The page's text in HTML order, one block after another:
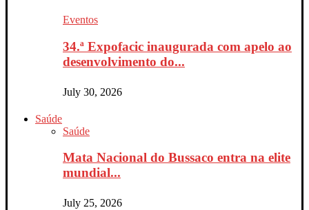
Eventos
34.ª Expofacic inaugurada com apelo ao
desenvolvimento do...
July 30, 2026
Saúde
Saúde
Mata Nacional do Bussaco entra na elite
mundial...
July 25, 2026